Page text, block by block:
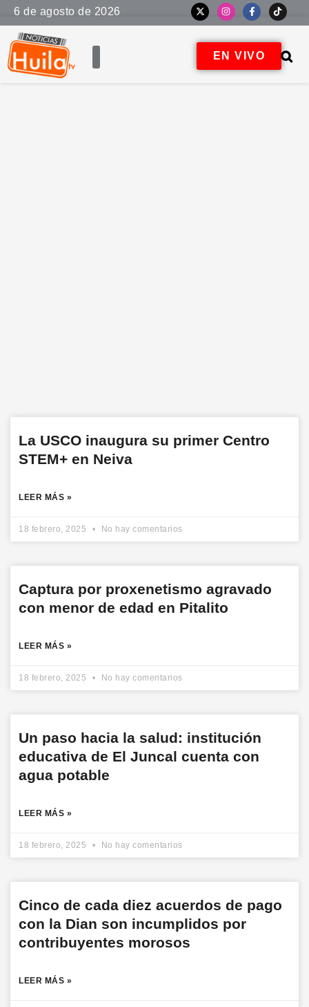
6 de agosto de 2026
EN VIVO
La USCO inaugura su primer Centro
STEM+ en Neiva
LEER MÁS »
18 febrero, 2025 No hay comentarios
Captura por proxenetismo agravado
con menor de edad en Pitalito
LEER MÁS »
18 febrero, 2025 No hay comentarios
Un paso hacia la salud: institución
educativa de El Juncal cuenta con
agua potable
LEER MÁS »
18 febrero, 2025 No hay comentarios
Cinco de cada diez acuerdos de pago
con la Dian son incumplidos por
contribuyentes morosos
LEER MÁS »